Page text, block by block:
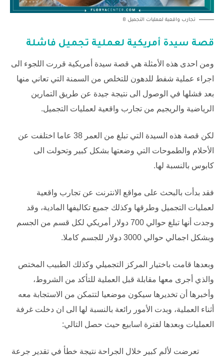
تجارب واقعية لعمليات التجميل 8
قصة سيدة أمريكية لعملية تجميل فاشلة
ومن احدى هذه الأمثلة هي قصة سيدة أمريكية قررت اللجوء الى
اجراء عملية شفط للدهون للتخلص من السمنة التي تعاني منها
بعد فشلها في الوصول الى نتيجة جيدة عن طريق التمارين
الرياضية والريجيم من تجارب واقعية لعمليات التجميل.
لكن قصة هذه السيدة التي تبلغ من العمر 38 عاما اختلفت عن
الأحلام والطموحات التي وضعتها بشكل كبير وتحولت الى
كابوس بالنسبة لها.
فقد بدأت بالبحث على مواقع الانترنت عن تجارب واقعية
لعمليات التجميل وطرقها وكذلك جميع تكاليفها المادية، وقد
وجدت أنها تبلغ حوالي 700 دولار أمريكي لكل قسم من الجسم
وبشكل اجمالي حوالي 3000 دولار للجسم كاملا.
وبعدها قامت باختيار المركز التجميلي وكذلك الطبيب المختص
والذي أجرى معها مقابلة قبل العملية للتأكد من الشروط،
وأخبرها أن تخديرها سيكون موضعيا لتتمكن من الاستجابة معه
أثناء العملية، وبدت الأمور رائعة بالنسبة لها الى ان دخلت غرفة
العمليات وبعدها لفترة اسابيع حيث حصل التالي:
تعرضت لألم كبير خلال الجراحة نتيجة خطأ في تقدير جرعة